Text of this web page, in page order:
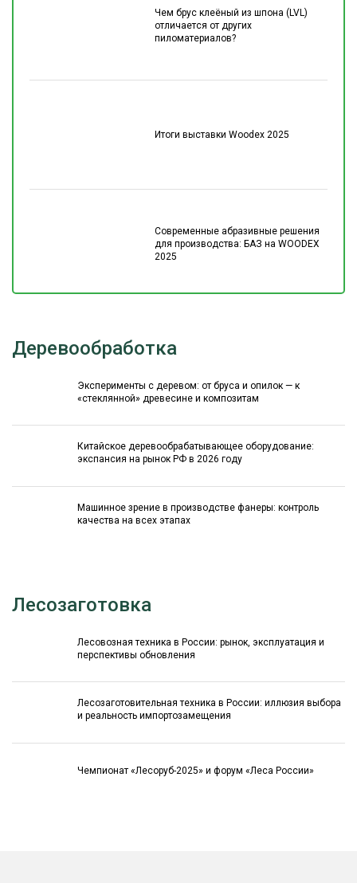
Чем брус клеёный из шпона (LVL)
отличается от других
пиломатериалов?
Итоги выставки Woodex 2025
Современные абразивные решения
для производства: БАЗ на WOODEX
2025
Деревообработка
Эксперименты с деревом: от бруса и опилок — к
«стеклянной» древесине и композитам
Китайское деревообрабатывающее оборудование:
экспансия на рынок РФ в 2026 году
Машинное зрение в производстве фанеры: контроль
качества на всех этапах
Лесозаготовка
Лесовозная техника в России: рынок, эксплуатация и
перспективы обновления
Лесозаготовительная техника в России: иллюзия выбора
и реальность импортозамещения
Чемпионат «Лесоруб-2025» и форум «Леса России»